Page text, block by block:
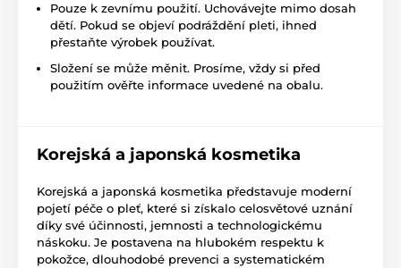
Pouze k zevnímu použití. Uchovávejte mimo dosah
dětí. Pokud se objeví podráždění pleti, ihned
přestaňte výrobek používat.
Složení se může měnit. Prosíme, vždy si před
použitím ověřte informace uvedené na obalu.
Korejská a japonská kosmetika
Korejská a japonská kosmetika představuje moderní
pojetí péče o pleť, které si získalo celosvětové uznání
díky své účinnosti, jemnosti a technologickému
náskoku. Je postavena na hlubokém respektu k
pokožce, dlouhodobé prevenci a systematickém